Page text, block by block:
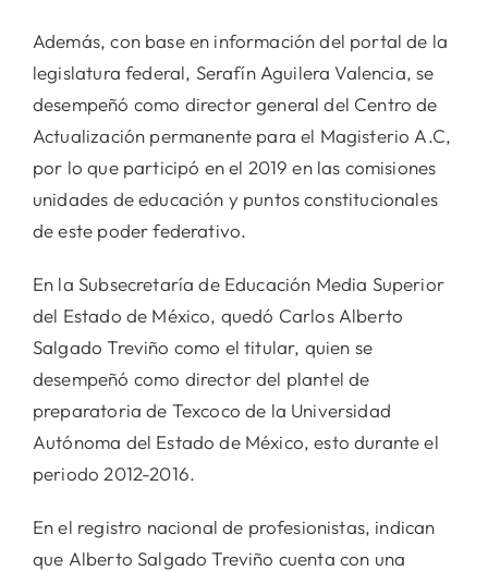
Además, con base en información del portal de la
legislatura federal, Serafín Aguilera Valencia, se
desempeñó como director general del Centro de
Actualización permanente para el Magisterio A.C,
por lo que participó en el 2019 en las comisiones
unidades de educación y puntos constitucionales
de este poder federativo.
En la Subsecretaría de Educación Media Superior
del Estado de México, quedó Carlos Alberto
Salgado Treviño como el titular, quien se
desempeñó como director del plantel de
preparatoria de Texcoco de la Universidad
Autónoma del Estado de México, esto durante el
periodo 2012-2016.
En el registro nacional de profesionistas, indican
que Alberto Salgado Treviño cuenta con una